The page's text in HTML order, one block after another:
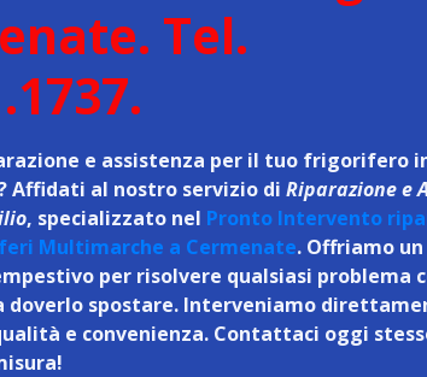
Tel.
e assistenza per il tuo frigorifero
Affidati al nostro servizio di Riparazione e
, specializzato nel Pronto Intervento
Multimarche a Cermenate. Offriamo
per risolvere qualsiasi problema
doverlo spostare. Interveniamo
e convenienza. Contattaci oggi